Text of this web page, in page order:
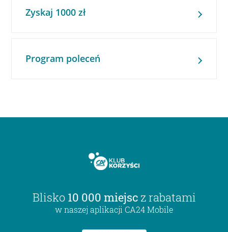
Zyskaj 1000 zł
Program poleceń
Blisko 10 000 miejsc z rabatami
w naszej aplikacji CA24 Mobile